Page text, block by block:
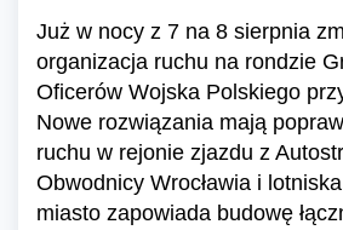
Już w nocy z 7 na 8 sierpnia
organizacja ruchu na rondzie
Oficerów Wojska Polskiego
Nowe rozwiązania mają
ruchu w rejonie zjazdu z
Obwodnicy Wrocławia i
miasto zapowiada budowę